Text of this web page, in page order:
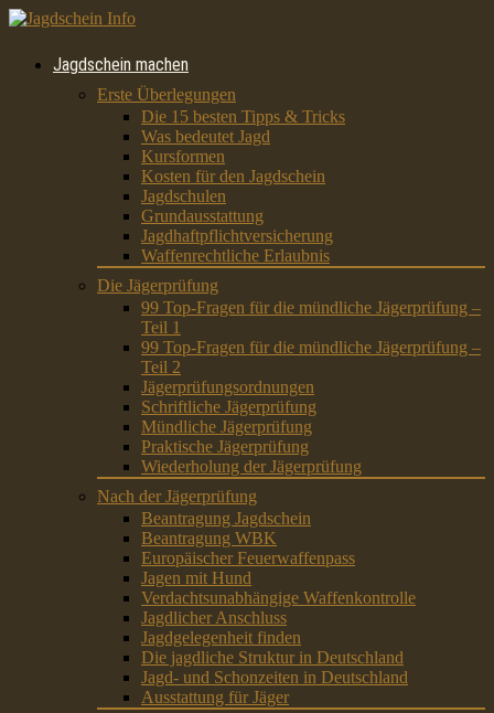
Jagdschein machen
Erste Überlegungen
Die 15 besten Tipps & Tricks
Was bedeutet Jagd
Kursformen
Kosten für den Jagdschein
Jagdschulen
Grundausstattung
Jagdhaftpflichtversicherung
Waffenrechtliche Erlaubnis
Die Jägerprüfung
99 Top-Fragen für die mündliche Jägerprüfung –
Teil 1
99 Top-Fragen für die mündliche Jägerprüfung –
Teil 2
Jägerprüfungsordnungen
Schriftliche Jägerprüfung
Mündliche Jägerprüfung
Praktische Jägerprüfung
Wiederholung der Jägerprüfung
Nach der Jägerprüfung
Beantragung Jagdschein
Beantragung WBK
Europäischer Feuerwaffenpass
Jagen mit Hund
Verdachtsunabhängige Waffenkontrolle
Jagdlicher Anschluss
Jagdgelegenheit finden
Die jagdliche Struktur in Deutschland
Jagd- und Schonzeiten in Deutschland
Ausstattung für Jäger